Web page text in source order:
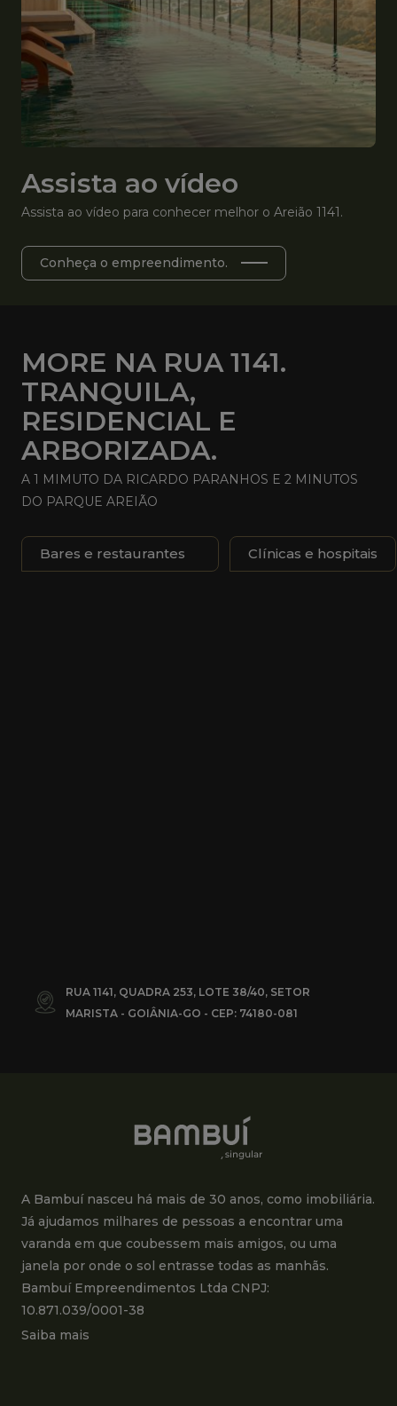
Assista ao vídeo
Assista ao vídeo para conhecer melhor o Areião 1141.
Conheça o empreendimento.
MORE NA RUA 1141.
TRANQUILA,
RESIDENCIAL E
ARBORIZADA.
A 1 MIMUTO DA RICARDO PARANHOS E 2 MINUTOS
DO PARQUE AREIÃO
Bares e restaurantes Clínicas e hospitais
RUA 1141, QUADRA 253, LOTE 38/40, SETOR
MARISTA - GOIÂNIA-GO - CEP: 74180-081
A Bambuí nasceu há mais de 30 anos, como imobiliária.
Já ajudamos milhares de pessoas a encontrar uma
varanda em que coubessem mais amigos, ou uma
janela por onde o sol entrasse todas as manhãs.
Bambuí Empreendimentos Ltda CNPJ:
10.871.039/0001-38
Saiba mais